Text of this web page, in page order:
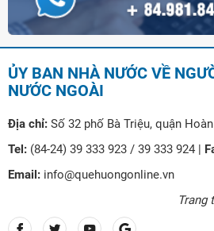
ỦY BAN NHÀ NƯỚC VỀ
NƯỚC NGOÀI
Địa chỉ: Số 32 phố Bà Triệu, quận
Tel: (84-24) 39 333 923 / 39 333 924 |
Email: info@quehuongonline.vn
Trang